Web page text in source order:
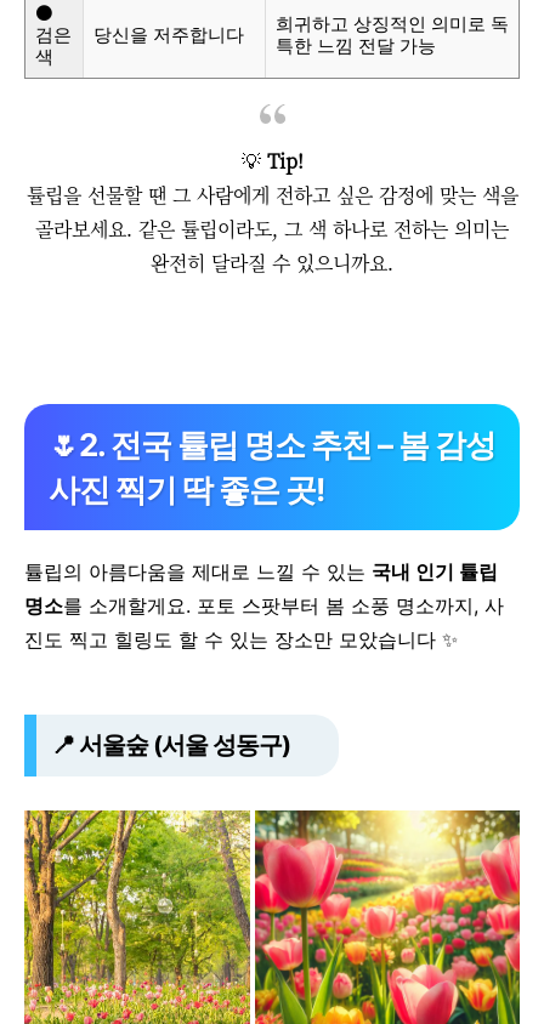
⚫
검은
색
당신을 저주합니다
희귀하고 상징적인 의미로 독
특한 느낌 전달 가능
💡 Tip!
튤립을 선물할 땐 그 사람에게 전하고 싶은 감정에 맞는 색을
골라보세요. 같은 튤립이라도, 그 색 하나로 전하는 의미는
완전히 달라질 수 있으니까요.
🌷2. 전국 튤립 명소 추천 – 봄 감성
사진 찍기 딱 좋은 곳!
튤립의 아름다움을 제대로 느낄 수 있는 국내 인기 튤립
명소를 소개할게요. 포토 스팟부터 봄 소풍 명소까지, 사
진도 찍고 힐링도 할 수 있는 장소만 모았습니다 ✨
📍 서울숲 (서울 성동구)